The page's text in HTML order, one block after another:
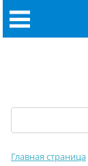
Главная страница